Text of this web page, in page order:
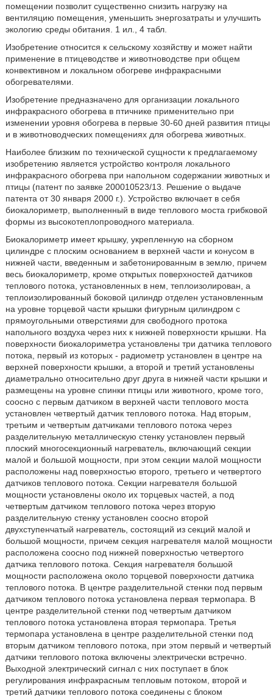
помещении позволит существенно снизить нагрузку на
вентиляцию помещения, уменьшить энергозатраты и улучшить
экологию среды обитания. 1 ил., 4 табл.
Изобретение относится к сельскому хозяйству и может найти
применение в птицеводстве и животноводстве при общем
конвективном и локальном обогреве инфракрасными
обогревателями.
Изобретение предназначено для организации локального
инфракрасного обогрева в птичнике применительно при
изменении уровня обогрева в первые 30-60 дней развития птицы
и в животноводческих помещениях для обогрева животных.
Наиболее близким по технической сущности к предлагаемому
изобретению является устройство контроля локального
инфракрасного обогрева при напольном содержании животных и
птицы (патент по заявке 200010523/13. Решение о выдаче
патента от 30 января 2000 г.). Устройство включает в себя
биокалориметр, выполненный в виде теплового моста грибковой
формы из высокотеплопроводного материала.
Биокалориметр имеет крышку, укрепленную на сборном
цилиндре с плоским основанием в верхней части и конусом в
нижней части, введенным и забетонированным в землю, причем
весь биокалориметр, кроме открытых поверхностей датчиков
теплового потока, установленных в нем, теплоизолирован, а
теплоизолированный боковой цилиндр отделен установленным
на уровне торцевой части крышки фигурным цилиндром с
прямоугольными отверстиями для свободного протока
напольного воздуха через них к нижней поверхности крышки. На
поверхности биокалориметра установлены три датчика теплового
потока, первый из которых - радиометр установлен в центре на
верхней поверхности крышки, а второй и третий установлены
диаметрально относительно друг друга в нижней части крышки и
размещены на уровне спинки птицы или животного, кроме того,
соосно с первым датчиком в верхней части теплового моста
установлен четвертый датчик теплового потока. Над вторым,
третьим и четвертым датчиками теплового потока через
разделительную металлическую стенку установлен первый
плоский многосекционный нагреватель, включающий секции
малой и большой мощности, при этом секции малой мощности
расположены над поверхностью второго, третьего и четвертого
датчиков теплового потока. Секции нагревателя большой
мощности установлены около их торцевых частей, а под
четвертым датчиком теплового потока через вторую
разделительную стенку установлен соосно второй
двухступенчатый нагреватель, состоящий из секций малой и
большой мощности, причем секция нагревателя малой мощности
расположена соосно под нижней поверхностью четвертого
датчика теплового потока. Секция нагревателя большой
мощности расположена около торцевой поверхности датчика
теплового потока. В центре разделительной стенки под первым
датчиком теплового потока установлена первая термопара. В
центре разделительной стенки под четвертым датчиком
теплового потока установлена вторая термопара. Третья
термопара установлена в центре разделительной стенки под
вторым датчиком теплового потока, при этом первый и четвертый
датчики теплового потока включены электрически встречно.
Выходной электрический сигнал с них поступает в блок
регулирования инфракрасным тепловым потоком, второй и
третий датчики теплового потока соединены с блоком